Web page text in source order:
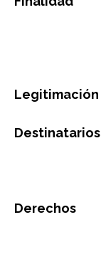
Legitimación
Destinatarios
Derechos